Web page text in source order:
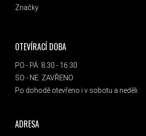
Značky
OTEVÍRACÍ DOBA
PO - PÁ: 8:30 - 16:30
SO - NE: ZAVŘENO
Po dohodě otevřeno i v sobotu a neděli.
ADRESA